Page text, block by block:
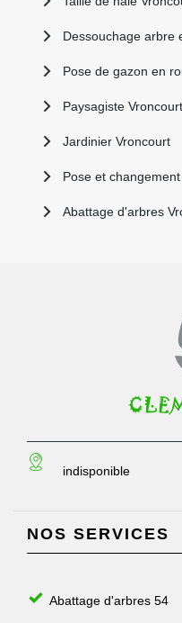
Dessouchage arbre
Pose de gazon en
Paysagiste Vroncourt
Jardinier Vroncourt
Pose et
Abattage d'arbres
indisponible
NOS SERVICES
Abattage d'arbres 54